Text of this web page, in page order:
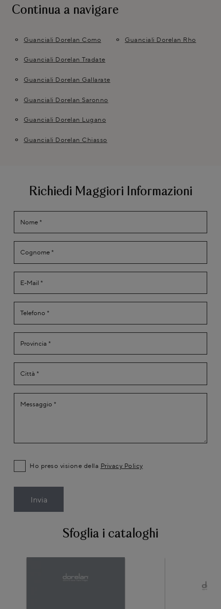
Continua a navigare
Guanciali Dorelan Como Guanciali Dorelan Rho
Guanciali Dorelan Tradate
Guanciali Dorelan Gallarate
Guanciali Dorelan Saronno
Guanciali Dorelan Lugano
Guanciali Dorelan Chiasso
Sfoglia i cataloghi
Richiedi Maggiori Informazioni
Ho preso visione della Privacy Policy
Invia